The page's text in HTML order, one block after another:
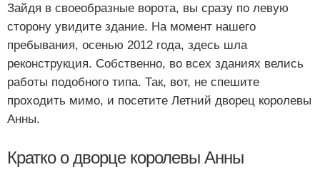
Зайдя в своеобразные ворота, вы сразу по левую
сторону увидите здание. На момент нашего
пребывания, осенью 2012 года, здесь шла
реконструкция. Собственно, во всех зданиях велись
работы подобного типа. Так, вот, не спешите
проходить мимо, и посетите Летний дворец королевы
Анны.
Кратко о дворце королевы Анны